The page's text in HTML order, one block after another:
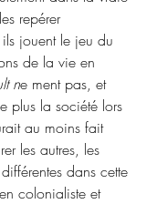
repérer
jouent le jeu du
de la vie en
ne ment pas, et
plus la société lors
au moins fait
les autres, les
dans cette
colonialiste et